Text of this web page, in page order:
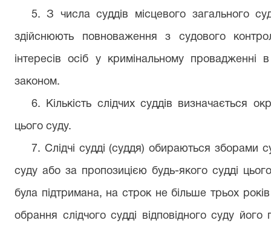
5. З числа суддів місцевого загального
здійснюють повноваження з судового
інтересів осіб у кримінальному
законом.
6. Кількість слідчих суддів визначається
цього суду.
7. Слідчі судді (суддя) обираються зборами
суду або за пропозицією будь-якого судді
була підтримана, на строк не більше трьох
обрання слідчого судді відповідного суду